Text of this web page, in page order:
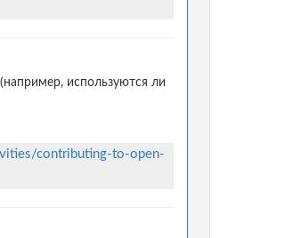
используются ли
contributing-to-open-